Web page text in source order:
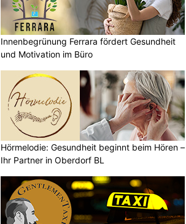
Innenbegrünung Ferrara fördert Gesundheit
und Motivation im Büro
Hörmelodie: Gesundheit beginnt beim Hören –
Ihr Partner in Oberdorf BL